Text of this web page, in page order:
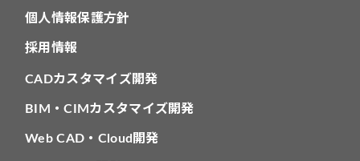
個人情報保護方針
採用情報
CADカスタマイズ開発
BIM・CIMカスタマイズ開発
Web CAD・Cloud開発